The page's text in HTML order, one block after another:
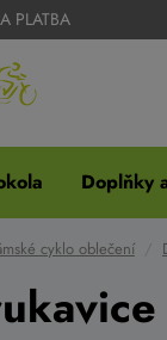
PLATBA
Doplňky
cyklo oblečení